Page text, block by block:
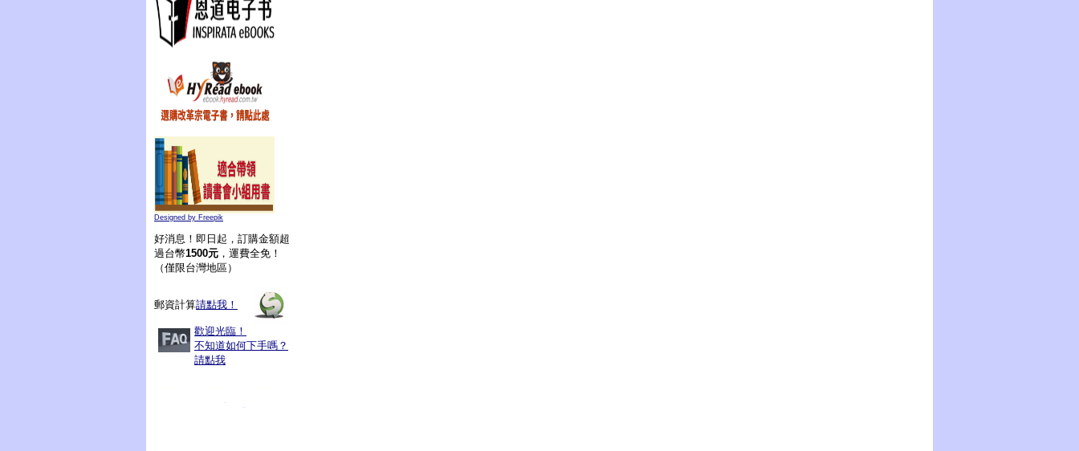
Designed by Freepik
好消息！即日起，訂購金額超
過台幣1500元 ，運費全免！
（僅限台灣地區）
郵資計算請點我！
歡迎光臨！
不知道如何下手嗎？
請點我